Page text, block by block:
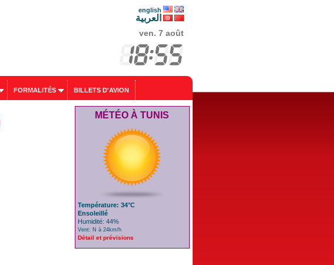
english
العربية
ven. 7 août
FORMALITÉS BILLETS D'AVION
MÉTÉO À TUNIS
Température: 34°C
Ensoleillé
Humidité: 44%
Vent: N à 24km/h
Détail et prévisions